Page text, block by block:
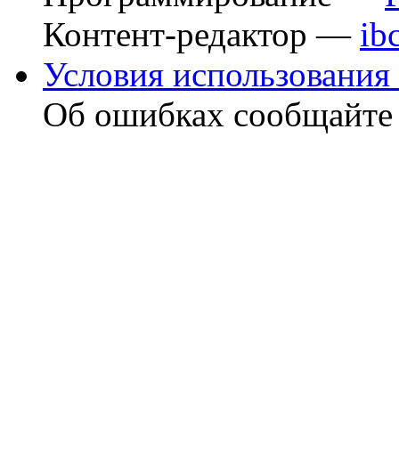
Контент-редактор —
Условия использования
Об ошибках